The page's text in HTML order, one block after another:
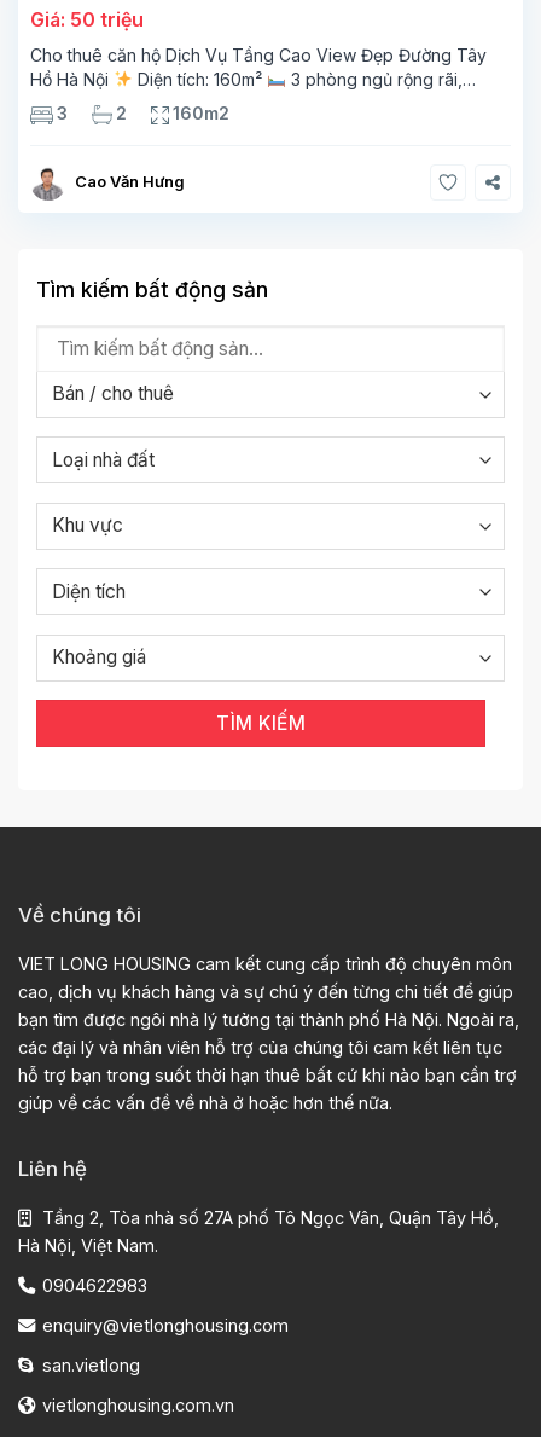
Giá: 50 triệu
Cho thuê căn hộ Dịch Vụ Tầng Cao View Đẹp Đường Tây
Hồ Hà Nội
Diện tích: 160m²
3 phòng ngủ rộng rãi,
thoáng sáng
2 phòng tắm tiện nghi
khách hiện đại, ban công thoáng mát
3 2 160m2
Cao Văn Hưng
Tìm kiếm bất động sản
TÌM KIẾM
Về chúng tôi
VIET LONG HOUSING cam kết cung cấp trình độ chuyên môn
cao, dịch vụ khách hàng và sự chú ý đến từng chi tiết để giúp
bạn tìm được ngôi nhà lý tưởng tại thành phố Hà Nội. Ngoài ra,
các đại lý và nhân viên hỗ trợ của chúng tôi cam kết liên tục
hỗ trợ bạn trong suốt thời hạn thuê bất cứ khi nào bạn cần trợ
giúp về các vấn đề về nhà ở hoặc hơn thế nữa.
Liên hệ
Tầng 2, Tòa nhà số 27A phố Tô Ngọc Vân, Quận Tây Hồ,
Hà Nội, Việt Nam.
0904622983
enquiry@vietlonghousing.com
san.vietlong
vietlonghousing.com.vn